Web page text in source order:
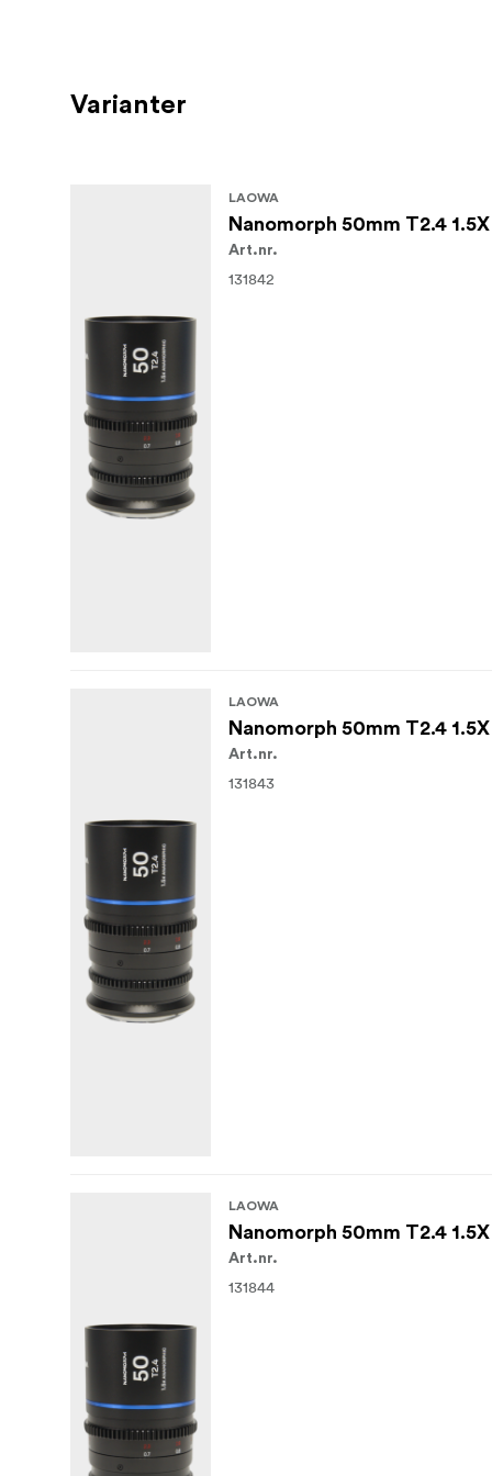
Varianter
LAOWA
Nanomorph 50mm T2.4 1.5X
Art.nr.
131842
LAOWA
Nanomorph 50mm T2.4 1.5X
Art.nr.
131843
LAOWA
Nanomorph 50mm T2.4
Art.nr.
131844